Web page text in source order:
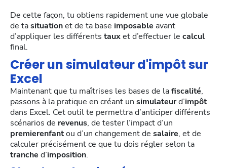
De cette façon, tu obtiens rapidement une vue globale
de tasituationet de ta base imposable avant
d’appliquer les différents tauxet d’effectuer le calcul
final.
Créer un simulateur d'impôt sur
Excel
Maintenant que tu maîtrises les bases de lafiscalité,
passons à la pratique en créant un simulateurd’impôt
dans Excel. Cet outil te permettra d’anticiper différents
scénarios de revenus, de tester l’impact d’un
premierenfantou d’un changement de salaire, et de
calculer précisément ce que tu dois régler selon ta
tranche d’imposition.